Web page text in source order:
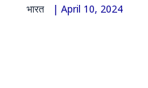
भारत | April 10, 2024